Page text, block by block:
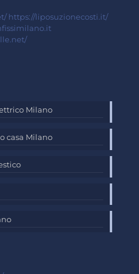
https://liposuzionecosti.it/
Milano
casa Milano